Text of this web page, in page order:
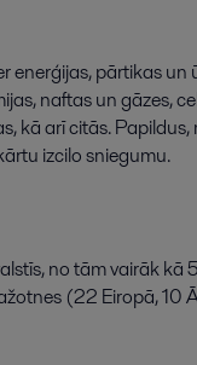
enerģijas, pārtikas
naftas un gāzes,
kā arī citās.Papildus,
izcilo sniegumu.
no tām vairāk kā
(22 Eiropā, 10